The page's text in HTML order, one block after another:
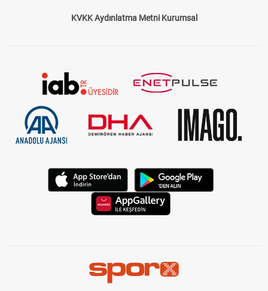
KVKK Aydınlatma Metni Kurumsal